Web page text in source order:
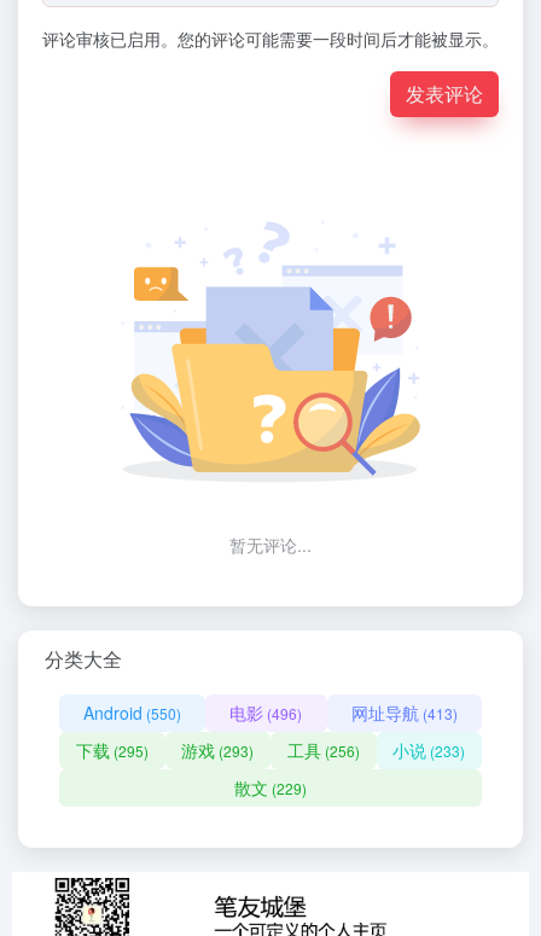
评论审核已启用。您的评论可能需要一段时间后才能被显示。
发表评论
暂无评论...
分类大全
Android (550) 电影 (496) 网址导航 (413)
下载 (295) 游戏 (293) 工具(256) 小说 (233)
散文 (229)